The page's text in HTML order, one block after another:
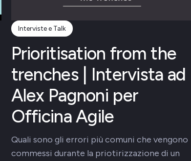
Interviste e Talk
Prioritisation from the
trenches | Intervista ad
Alex Pagnoni per
Officina Agile
Quali sono gli errori più comuni che vengono
commessi durante la priotirizzazione di un